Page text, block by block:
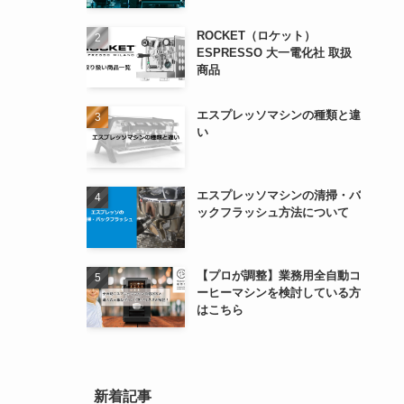
ROCKET（ロケット）
ESPRESSO 大一電化社 取扱
商品
エスプレッソマシンの種類と違
い
エスプレッソマシンの清掃・バ
ックフラッシュ方法について
【プロが調整】業務用全自動コ
ーヒーマシンを検討している方
はこちら
新着記事